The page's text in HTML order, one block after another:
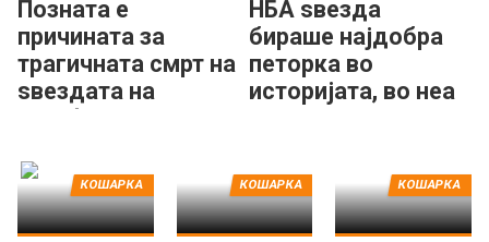
Позната е
причината за
трагичната смрт на
ѕвездата на
Мемфис Гризлис
НБА ѕвезда
бираше најдобра
петорка во
историјата, во неа
КОШАРКА КОШАРКА КОШАРКА